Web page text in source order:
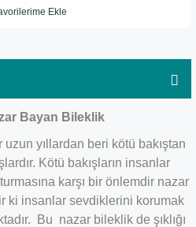
Bayan Bileklik
yıllardan beri kötü bakıştan
Kötü bakışların insanlar
karşı bir önlemdir nazar
ki insanlar sevdiklerini korumak
Bu nazar bileklik de şıklığı